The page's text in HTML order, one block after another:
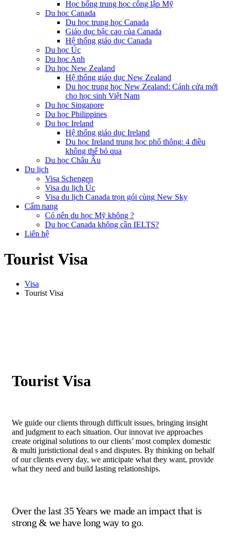
Học bổng trung học công lập Mỹ
Du học Canada
Du học trung học Canada
Giáo dục bậc cao của Canada
Hệ thống giáo dục Canada
Du học Úc
Du học Anh
Du học New Zealand
Hệ thống giáo dục New Zealand
Du học trung học New Zealand: Cánh cửa mới
cho học sinh Việt Nam
Du học Singapore
Du học Philippines
Du học Ireland
Hệ thống giáo dục Ireland
Du học Ireland trung học phổ thông: 4 điều
không thể bỏ qua
Du học Châu Âu
Du lịch
Visa Schengen
Visa du lịch Úc
Visa du lịch Canada trọn gói cùng New Sky
Cẩm nang
Có nên du học Mỹ không ?
Du học Canada không cần IELTS?
Liên hệ
Tourist Visa
Visa
Tourist Visa
Tourist Visa
We guide our clients through difficult issues, bringing insight
and judgment to each situation. Our innovat ive approaches
create original solutions to our clients’ most complex domestic
& multi juristictional deal s and disputes. By thinking on behalf
of our clients every day, we anticipate what they want, provide
what they need and build lasting relationships.
Over the last 35 Years we made an impact that is
strong & we have long way to go.